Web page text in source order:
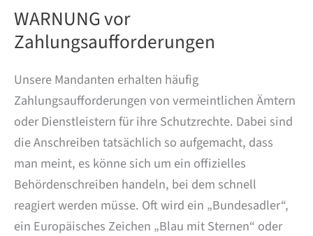
WARNUNG vor
Zahlungsaufforderungen
Unsere Mandanten erhalten häufig
Zahlungsaufforderungen von vermeintlichen Ämtern
oder Dienstleistern für ihre Schutzrechte. Dabei sind
die Anschreiben tatsächlich so aufgemacht, dass
man meint, es könne sich um ein offizielles
Behördenschreiben handeln, bei dem schnell
reagiert werden müsse. Oft wird ein „Bundesadler“,
ein Europäisches Zeichen „Blau mit Sternen“ oder